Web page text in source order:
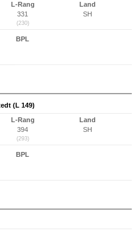
L-Rang
331
(230)
Land
SH
BPL
(L 149)
L-Rang
394
(293)
Land
SH
BPL